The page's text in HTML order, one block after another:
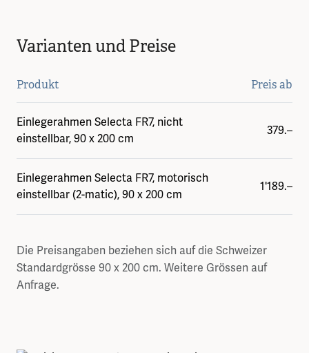
Varianten und Preise
Produkt Preis ab
Einlegerahmen Selecta FR7, nicht
einstellbar, 90 x 200 cm
379.–
Einlegerahmen Selecta FR7, motorisch
einstellbar (2-matic), 90 x 200 cm
1'189.–
Die Preisangaben beziehen sich auf die Schweizer
Standardgrösse 90 x 200 cm. Weitere Grössen auf
Anfrage.